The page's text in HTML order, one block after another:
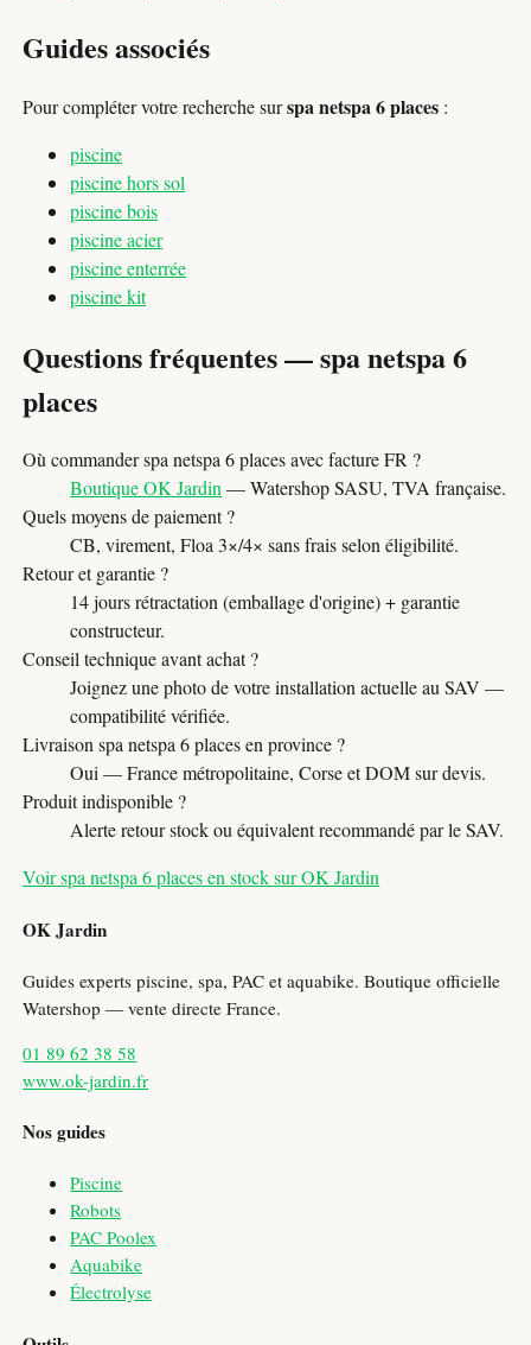
Guides associés
Pour compléter votre recherche surspa netspa 6 places :
piscine
piscine hors sol
piscine bois
piscine acier
piscine enterrée
piscine kit
Questions fréquentes — spa netspa 6
places
Où commander spa netspa 6 places avec facture FR ?
Boutique OK Jardin— Watershop SASU, TVA française.
Quels moyens de paiement ?
CB, virement, Floa 3×/4× sans frais selon éligibilité.
Retour et garantie ?
14 jours rétractation (emballage d'origine) + garantie
constructeur.
Conseil technique avant achat ?
Joignez une photo de votre installation actuelle au SAV —
compatibilité vérifiée.
Livraison spa netspa 6 places en province ?
Oui — France métropolitaine, Corse et DOM sur devis.
Produit indisponible ?
Alerte retour stock ou équivalent recommandé par le SAV.
Voir spa netspa 6 places en stock sur OK Jardin
OK Jardin
Guides experts piscine, spa, PAC et aquabike. Boutique officielle
Watershop — vente directe France.
01 89 62 38 58
www.ok-jardin.fr
Nos guides
Piscine
Robots
PAC Poolex
Aquabike
Électrolyse